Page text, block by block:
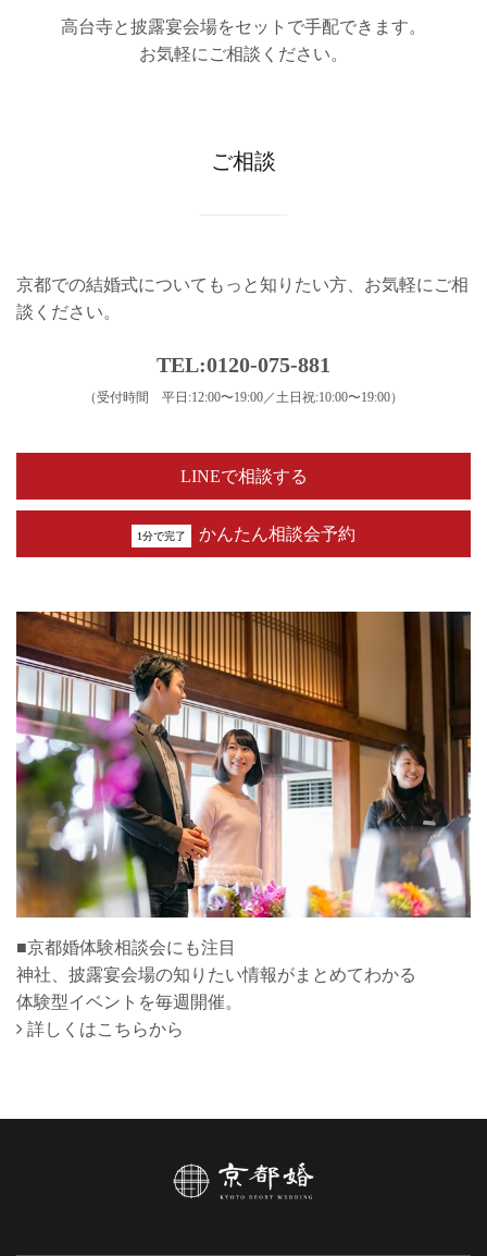
高台寺と披露宴会場をセットで手配できます。
お気軽にご相談ください。
ご相談
京都での結婚式についてもっと知りたい方、お気軽にご相
談ください。
TEL:0120-075-881
（受付時間 平日:12:00〜19:00／土日祝:10:00〜19:00）
LINEで相談する
1分で完了 かんたん相談会予約
■京都婚体験相談会にも注目
神社、披露宴会場の知りたい情報がまとめてわかる
体験型イベントを毎週開催。
詳しくはこちらから